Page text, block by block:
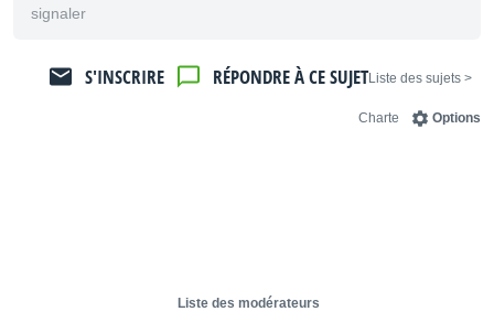
signaler
< Liste des sujets
RÉPONDRE À CE SUJET
S'INSCRIRE
Options
Charte
Liste des modérateurs